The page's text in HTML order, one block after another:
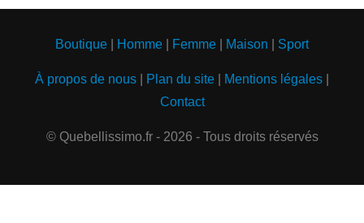
Boutique Homme Femme Maison Sport
À propos de nous Plan du site Mentions légales
Contact
© Quebellissimo.fr - 2026 - Tous droits réservés